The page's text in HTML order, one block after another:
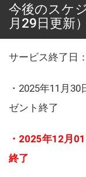
今後のスケ
月29日更新）
サービス終了日：
・2025年11月
ゼント終了
・2025年12月
終了